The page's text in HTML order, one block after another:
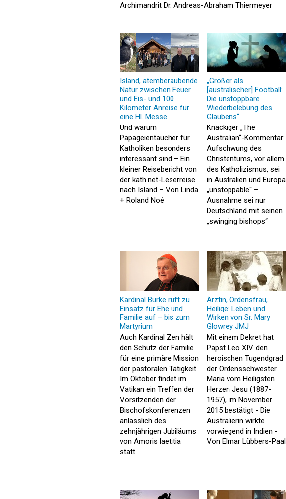
Archimandrit Dr. Andreas-Abraham Thiermeyer
Island, atemberaubende
Natur zwischen Feuer
und Eis- und 100
Kilometer Anreise für
eine Hl. Messe
Und warum
Papageientaucher für
Katholiken besonders
interessant sind – Ein
kleiner Reisebericht von
der kath.net-Leserreise
nach Island – Von Linda
+ Roland Noé
„Größer als
[australischer] Football:
Die unstoppbare
Wiederbelebung des
Glaubens“
Knackiger „The
Australian“-Kommentar:
Aufschwung des
Christentums, vor allem
des Katholizismus, sei
in Australien und Europa
„unstoppable“ –
Ausnahme sei nur
Deutschland mit seinen
„swinging bishops“
Kardinal Burke ruft zu
Einsatz für Ehe und
Familie auf – bis zum
Martyrium
Auch Kardinal Zen hält
den Schutz der Familie
für eine primäre Mission
der pastoralen Tätigkeit.
Im Oktober findet im
Vatikan ein Treffen der
Vorsitzenden der
Bischofskonferenzen
anlässlich des
zehnjährigen Jubiläums
von Amoris laetitia
statt.
Ärztin, Ordensfrau,
Heilige: Leben und
Wirken von Sr. Mary
Glowrey JMJ
Mit einem Dekret hat
Papst Leo XIV. den
heroischen Tugendgrad
der Ordensschwester
Maria vom Heiligsten
Herzen Jesu (1887-
1957), im November
2015 bestätigt - Die
Australierin wirkte
vorwiegend in Indien -
Von Elmar Lübbers-Paal